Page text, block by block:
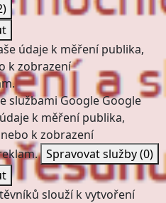
údaje k měření publika,
k zobrazení
službami GoogleGoogle
k měření publika,
k zobrazení
Spravovat služby(0)
slouží k vytvoření